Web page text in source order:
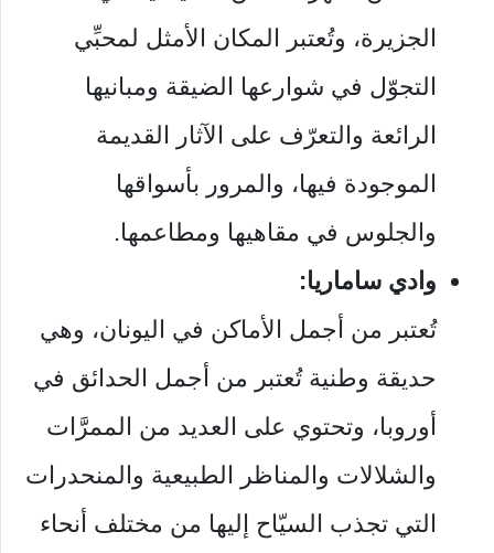
الجزيرة، وتُعتبر المكان الأمثل لمحبِّي
التجوّل في شوارعها الضيقة ومبانيها
الرائعة والتعرّف على الآثار القديمة
الموجودة فيها، والمرور بأسواقها
والجلوس في مقاهيها ومطاعمها.
وادي ساماريا:
تُعتبر من أجمل الأماكن في اليونان، وهي
حديقة وطنية تُعتبر من أجمل الحدائق في
أوروبا، وتحتوي على العديد من الممرَّات
والشلالات والمناظر الطبيعية والمنحدرات
التي تجذب السيّاح إليها من مختلف أنحاء